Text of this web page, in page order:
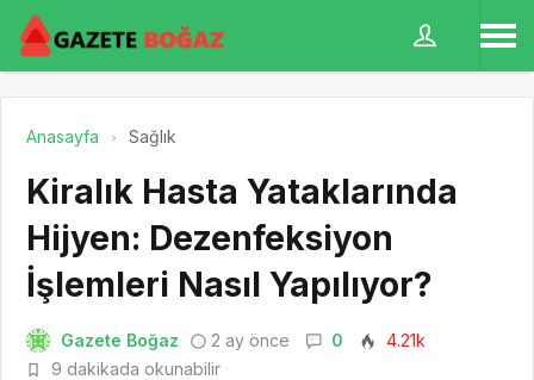
Anasayfa Sağlık
Kiralık Hasta Yataklarında
Hijyen: Dezenfeksiyon
İşlemleri Nasıl Yapılıyor?
Gazete Boğaz 2 ay önce 0
4.21k
9 dakikada okunabilir